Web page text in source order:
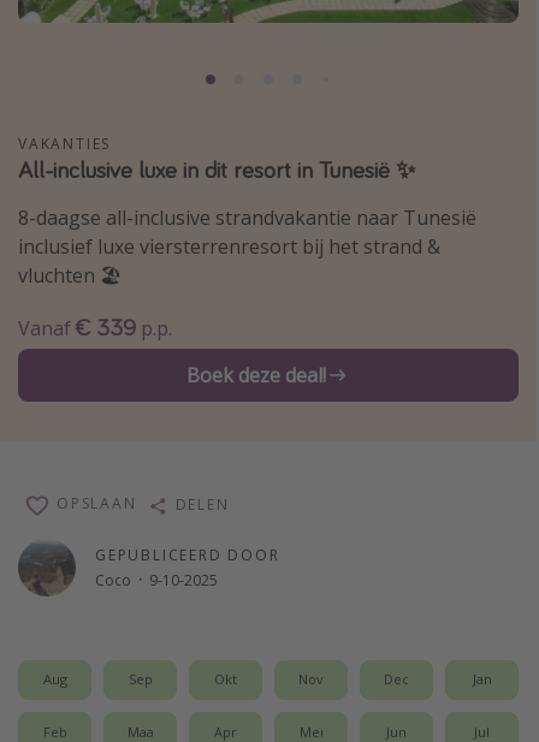
Thailand
Madeira
Egypte
Bali
Type vakantie
Overzicht
Groepsreizen
Single reizen
Meer onderwerpen
VAKANTIES
All-inclusive luxe in dit resort in Tunesië ✨
8-daagse all-inclusive strandvakantie naar Tunesië
inclusief luxe viersterrenresort bij het strand &
vluchten 🏖️
Vanaf€ 339 p.p.
Boek deze deal!
GEPUBLICEERD DOOR
Coco · 9-10-2025
OPSLAAN DELEN
Aug Sep Okt Nov Dec Jan
Feb Maa Apr Mei Jun Jul